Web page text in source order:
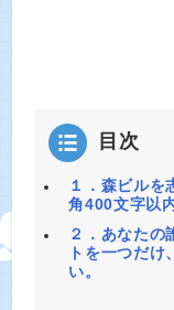
目次
１．森ビルを
角400文字以内
２．あなたの
トを一つだけ
い。